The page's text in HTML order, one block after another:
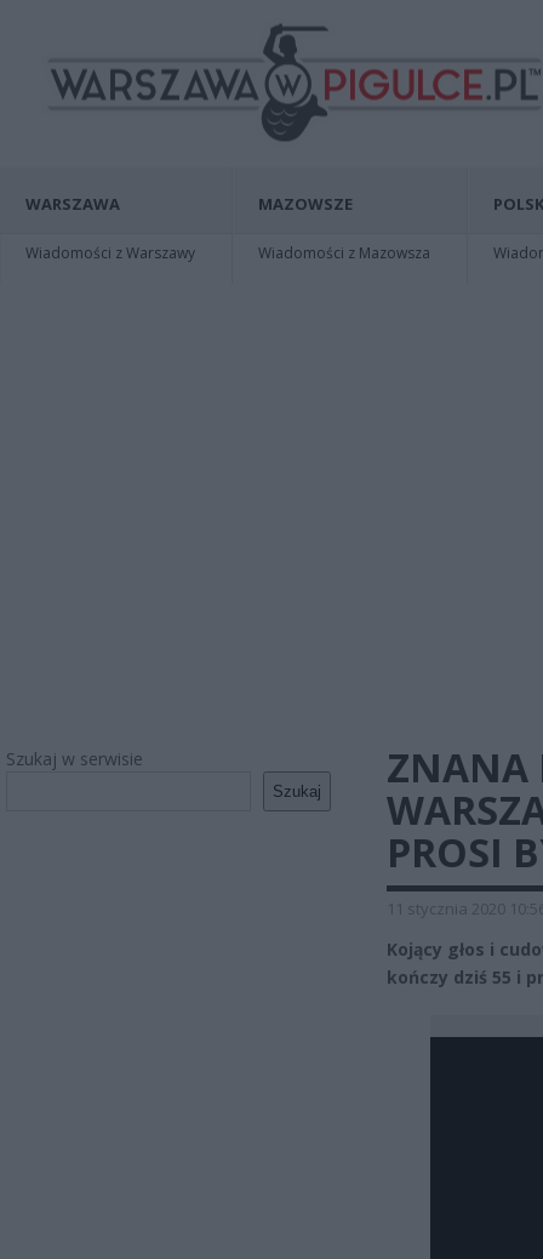
WARSZAWA
Wiadomości z Warszawy
MAZOWSZE
Wiadomości z Mazowsza
Szukaj w serwisie
Szukaj
ZNANA
PROSI
11 stycznia 2020
Kojący głos i
kończy dziś 55 i